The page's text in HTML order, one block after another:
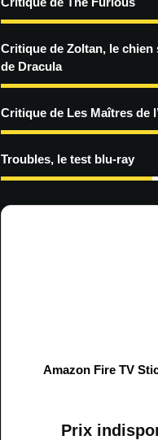
Critique de Zoltan, le chien
de Dracula
Critique de Les Maîtres de
Troubles, le test blu-ray
Amazon Fire TV
Prix